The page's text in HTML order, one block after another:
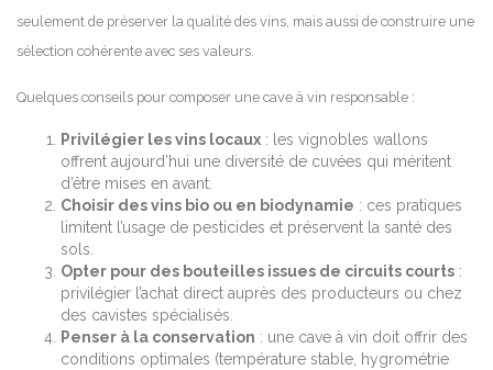
seulement de préserver la qualité des vins, mais aussi de construire une
sélection cohérente avec ses valeurs.
Quelques conseils pour composer une cave à vin responsable :
Privilégier les vins locaux : les vignobles wallons
offrent aujourd’hui une diversité de cuvées qui méritent
d’être mises en avant.
Choisir des vins bio ou en biodynamie : ces pratiques
limitent l’usage de pesticides et préservent la santé des
sols.
Opter pour des bouteilles issues de circuits courts :
privilégier l’achat direct auprès des producteurs ou chez
des cavistes spécialisés.
Penser à la conservation : une cave à vin doit offrir des
conditions optimales (température stable, hygrométrie